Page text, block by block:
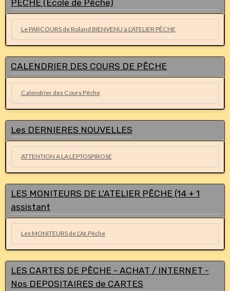
PÊCHE (Ecole de Pêche)
Le PARCOURS de Roland BIENVENU à L'ATELIER PÊCHE
CALENDRIER DES COURS DE PÊCHE
Calendrier des Cours Pêche
Les DERNIERES NOUVELLES
ATTENTION A LA LEPTOSPIROSE
LES MONITEURS DE L'ATELIER PÊCHE (14 + 1
assistant
Les MONITEURS de L'At.Pêche
LES CARTES DE PÊCHE - ACHAT / INTERNET -
Nos DEPOSITAIRES de CARTES